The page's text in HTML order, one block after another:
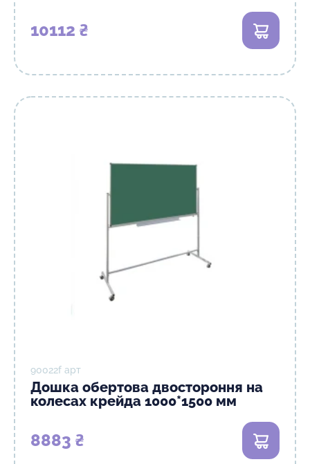
10112 ₴
90022f арт
Дошка обертова двостороння на
колесах крейда 1000*1500 мм
8883 ₴